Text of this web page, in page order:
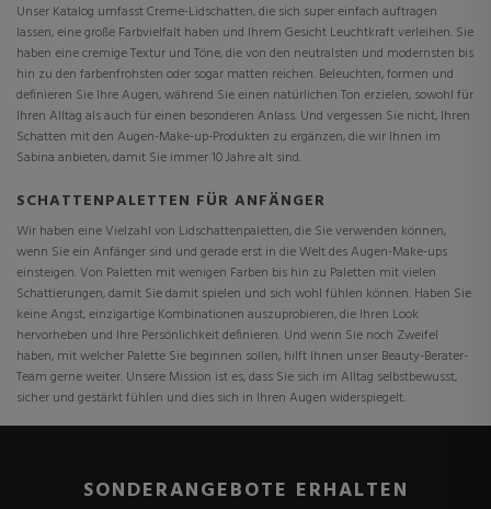
Unser Katalog umfasst Creme-Lidschatten, die sich super einfach auftragen
lassen, eine große Farbvielfalt haben und Ihrem Gesicht Leuchtkraft verleihen. Sie
haben eine cremige Textur und Töne, die von den neutralsten und modernsten bis
hin zu den farbenfrohsten oder sogar matten reichen. Beleuchten, formen und
definieren Sie Ihre Augen, während Sie einen natürlichen Ton erzielen, sowohl für
Ihren Alltag als auch für einen besonderen Anlass. Und vergessen Sie nicht, Ihren
Schatten mit den Augen-Make-up-Produkten zu ergänzen, die wir Ihnen im
Sabina anbieten, damit Sie immer 10 Jahre alt sind.
SCHATTENPALETTEN FÜR ANFÄNGER
Wir haben eine Vielzahl von Lidschattenpaletten, die Sie verwenden können,
wenn Sie ein Anfänger sind und gerade erst in die Welt des Augen-Make-ups
einsteigen. Von Paletten mit wenigen Farben bis hin zu Paletten mit vielen
Schattierungen, damit Sie damit spielen und sich wohl fühlen können. Haben Sie
keine Angst, einzigartige Kombinationen auszuprobieren, die Ihren Look
hervorheben und Ihre Persönlichkeit definieren. Und wenn Sie noch Zweifel
haben, mit welcher Palette Sie beginnen sollen, hilft Ihnen unser Beauty-Berater-
Team gerne weiter. Unsere Mission ist es, dass Sie sich im Alltag selbstbewusst,
sicher und gestärkt fühlen und dies sich in Ihren Augen widerspiegelt.
SONDERANGEBOTE ERHALTEN